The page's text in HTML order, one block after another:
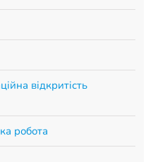
відкритість
робота